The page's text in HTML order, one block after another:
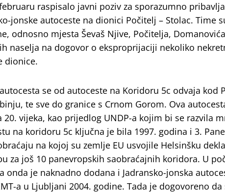
raspisalo javni poziv za sporazumno
jonske autoceste na dionici Počitelj – Stolac. Time
odnosno mjesta Ševaš Njive, Počitelja,
naselja na dogovor o eksproprijaciji nekoliko
dionice.
se od autoceste na Koridoru 5c odvaja kod
te sve do granice s Crnom Gorom. Ova
vijeka, kao prijedlog UNDP-a kojim bi se razvila
na koridoru 5c ključna je bila 1997. godina i 3.
na kojoj su zemlje EU usvojile Helsinšku
za još 10 panevropskih saobraćajnih koridora. U
onda je naknadno dodana i Jadransko-jonska
a u Ljubljani 2004. godine. Tada je dogovoreno